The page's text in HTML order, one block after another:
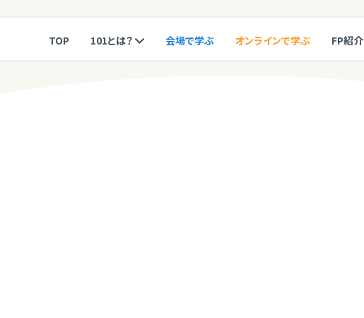
TOP 101とは？ 会場で学ぶ オンラインで学ぶ FP紹介